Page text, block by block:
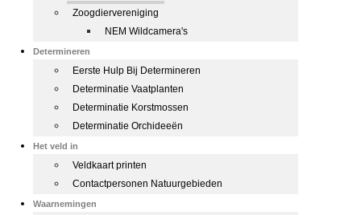
Zoogdiervereniging
NEM Wildcamera's
Determineren
Eerste Hulp Bij Determineren
Determinatie Vaatplanten
Determinatie Korstmossen
Determinatie Orchideeën
Het veld in
Veldkaart printen
Contactpersonen Natuurgebieden
Waarnemingen